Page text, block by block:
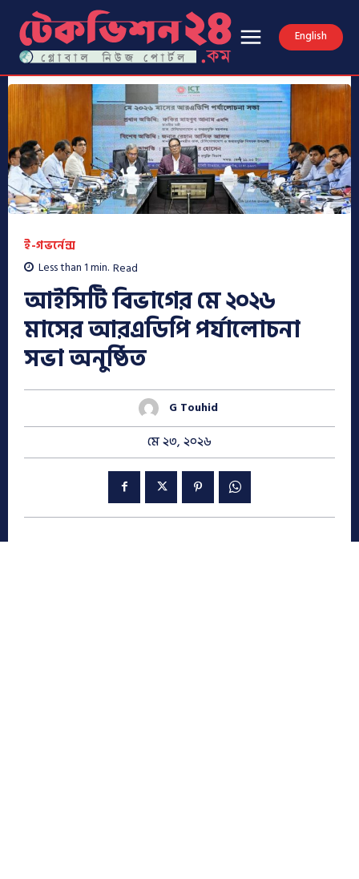
English
ই-গভর্নেন্স
Less than 1min. Read
আইসিটি বিভাগের মে ২০২৬
মাসের আর‌এডিপি পর্যালোচনা
সভা অনুষ্ঠিত
G Touhid
মে ২৩, ২০২৬